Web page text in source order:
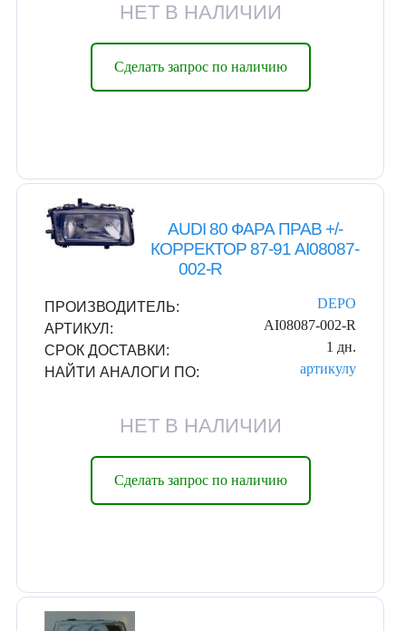
НЕТ В НАЛИЧИИ
Сделать запрос по наличию
AUDI 80 ФАРА ПРАВ +/-
КОРРЕКТОР 87-91 AI08087-
002-R
ПРОИЗВОДИТЕЛЬ:
DEPO
АРТИКУЛ:
AI08087-002-R
СРОК ДОСТАВКИ:
1 дн.
НАЙТИ АНАЛОГИ ПО:
артикулу
НЕТ В НАЛИЧИИ
Сделать запрос по наличию